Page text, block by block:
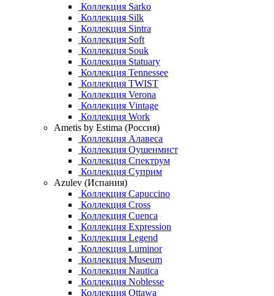
Коллекция Sarko
Коллекция Silk
Коллекция Sintra
Коллекция Soft
Коллекция Souk
Коллекция Statuary
Коллекция Tennessee
Коллекция TWIST
Коллекция Verona
Коллекция Vintage
Коллекция Work
Ametis by Estima (Россия)
Коллекция Алавеса
Коллекция Оушенмист
Коллекция Спектрум
Коллекция Суприм
Azulev (Испания)
Коллекция Capuccino
Коллекция Cross
Коллекция Cuenca
Коллекция Expression
Коллекция Legend
Коллекция Luminor
Коллекция Museum
Коллекция Nautica
Коллекция Noblesse
Коллекция Ottawa